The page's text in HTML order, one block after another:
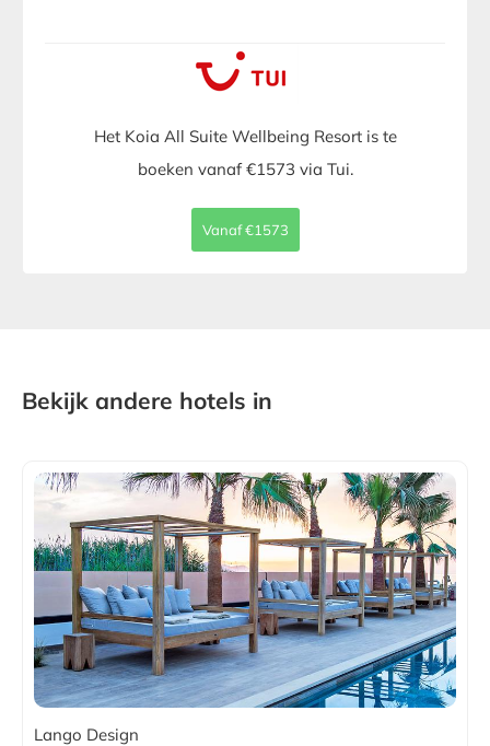
Het Koia All Suite Wellbeing Resort is te
boeken vanaf €1573 via Tui.
Vanaf €1573
Bekijk andere hotels in
Lango Design